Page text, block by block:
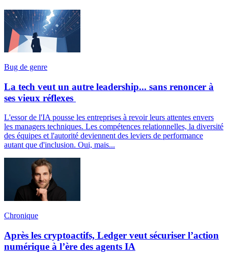
Bug de genre
La tech veut un autre leadership... sans renoncer à
ses vieux réflexes
L'essor de l'IA pousse les entreprises à revoir leurs attentes envers
les managers techniques. Les compétences relationnelles, la diversité
des équipes et l'autorité deviennent des leviers de performance
autant que d'inclusion. Oui, mais...
Chronique
Après les cryptoactifs, Ledger veut sécuriser l’action
numérique à l’ère des agents IA